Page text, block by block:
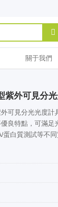
關于我們
紫外可見分
可見分光光度計
良特點，可滿足
白質測試等不同